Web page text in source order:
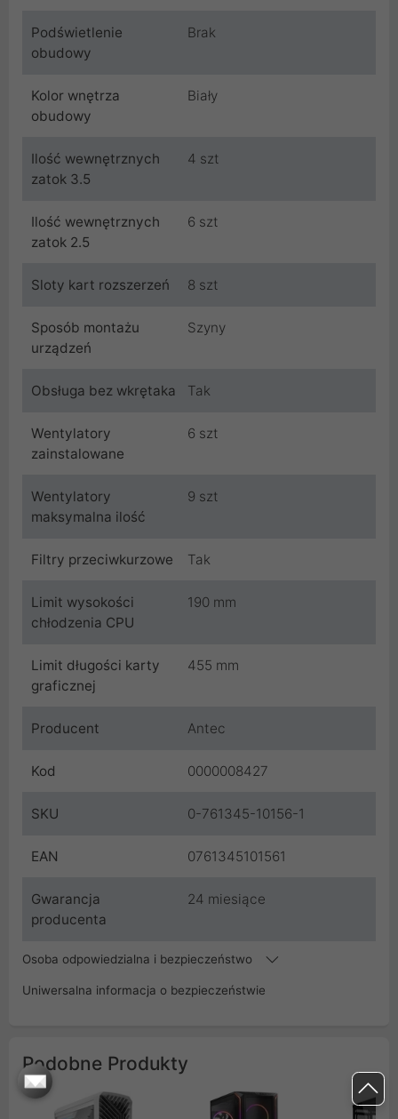
Podświetlenie
obudowy
Brak
Kolor wnętrza
obudowy
Biały
Ilość wewnętrznych
zatok 3.5
4 szt
Ilość wewnętrznych
zatok 2.5
6 szt
Sloty kart rozszerzeń 8 szt
Sposób montażu
urządzeń
Szyny
Obsługa bez wkrętaka Tak
Wentylatory
zainstalowane
6 szt
Wentylatory
maksymalna ilość
9 szt
Filtry przeciwkurzowe Tak
Limit wysokości
chłodzenia CPU
190 mm
Limit długości karty
graficznej
455 mm
Producent Antec
Kod 0000008427
SKU 0-761345-10156-1
EAN 0761345101561
Gwarancja
producenta
24 miesiące
Osoba odpowiedzialna i bezpieczeństwo
Uniwersalna informacja o bezpieczeństwie
Podobne Produkty